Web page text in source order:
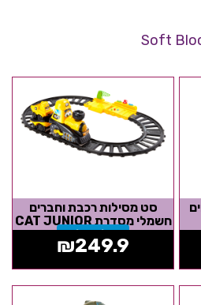
סט מסילות רכבת וחברים
חשמלי מסדרת CAT JUNIOR
אזל המלאי
₪249.9